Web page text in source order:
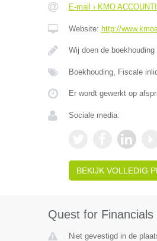
E-mail › KMO
Website: http://
Wij doen de
Boekhouding, Fiscale
Er wordt gewerkt op
Sociale media:
BEKIJK VOLLEDIG
Quest for Financials
Niet gevestigd in de